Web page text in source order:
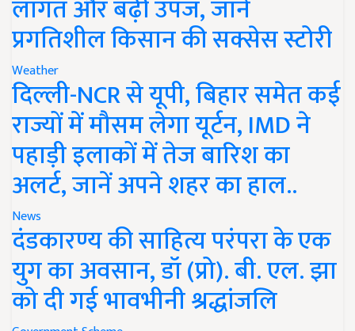
लागत और बढ़ी उपज, जानें
प्रगतिशील किसान की सक्सेस स्टोरी
Weather
दिल्ली-NCR से यूपी, बिहार समेत कई
राज्यों में मौसम लेगा यूर्टन, IMD ने
पहाड़ी इलाकों में तेज बारिश का
अलर्ट, जानें अपने शहर का हाल..
News
दंडकारण्य की साहित्य परंपरा के एक
युग का अवसान, डॉ (प्रो). बी. एल. झा
को दी गई भावभीनी श्रद्धांजलि